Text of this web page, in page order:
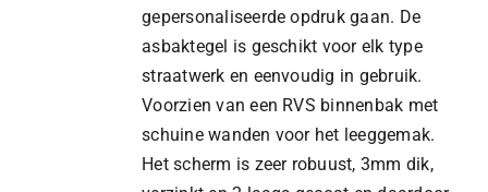
gepersonaliseerde opdruk gaan. De
asbaktegel is geschikt voor elk type
straatwerk en eenvoudig in gebruik.
Voorzien van een RVS binnenbak met
schuine wanden voor het leeggemak.
Het scherm is zeer robuust, 3mm dik,